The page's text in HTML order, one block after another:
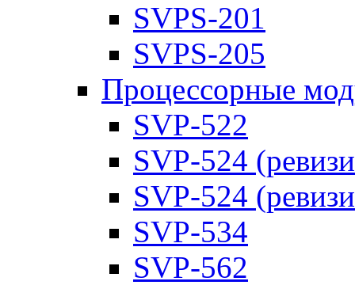
SVPS-201
SVPS-205
Процессорные
SVP-522
SVP-524
SVP-524
SVP-534
SVP-562